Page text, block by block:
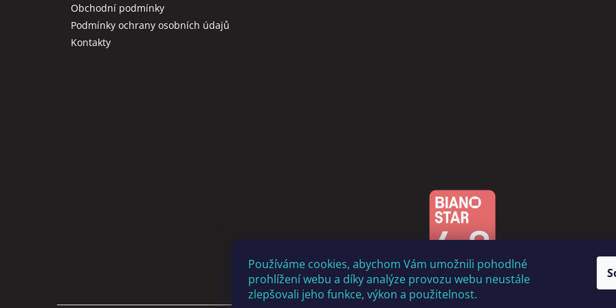
Používáme cookies, abychom Vám umožnili pohodlné
prohlížení webu a díky analýze provozu webu neustále
zlepšovali jeho funkce, výkon a použitelnost.
Obchodní podmínky
Podmínky ochrany osobních údajů
Kontakty